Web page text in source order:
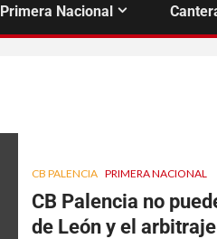
Primera Nacional
CB PALENCIA PRIMERA NACIONAL
CB Palencia no
de León y el arbitraje